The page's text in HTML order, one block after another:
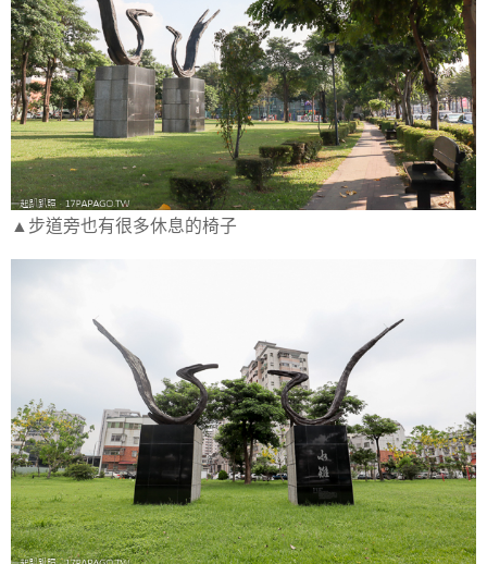
▲步道旁也有很多休息的椅子